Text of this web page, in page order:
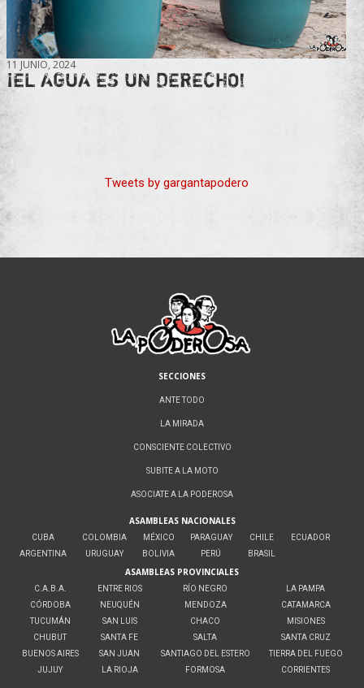
11 JUNIO, 2024
¡EL AGUA ES UN DERECHO!
Tweets by gargantapodero
SECCIONES
ANTE TODO
LA MIRADA
CONSCIENTE COLECTIVO
SUBITE A LA MOTO
ASOCIATE A LA PODEROSA
ASAMBLEAS NACIONALES
CUBA
ARGENTINA
COLOMBIA
URUGUAY
MÉXICO
BOLIVIA
PARAGUAY
PERÚ
CHILE
BRASIL
ECUADOR
ASAMBLEAS PROVINCIALES
C.A.B.A.
CÓRDOBA
TUCUMÁN
CHUBUT
BUENOS AIRES
JUJUY
ENTRE RIOS
NEUQUÉN
SAN LUIS
SANTA FE
SAN JUAN
LA RIOJA
RÍO NEGRO
MENDOZA
CHACO
SALTA
SANTIAGO DEL ESTERO
FORMOSA
LA PAMPA
CATAMARCA
MISIONES
SANTA CRUZ
TIERRA DEL FUEGO
CORRIENTES